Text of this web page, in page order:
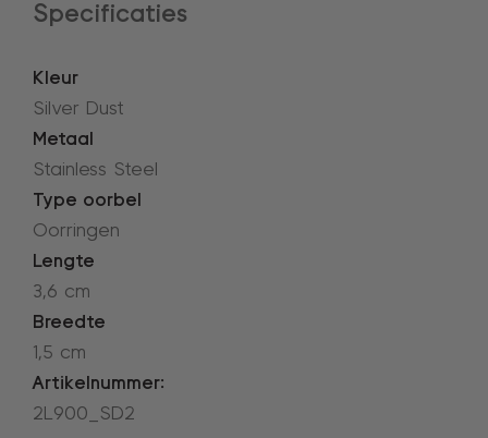
Specificaties
Kleur
Silver Dust
Metaal
Stainless Steel
Type oorbel
Oorringen
Lengte
3,6 cm
Breedte
1,5 cm
Artikelnummer:
2L900_SD2